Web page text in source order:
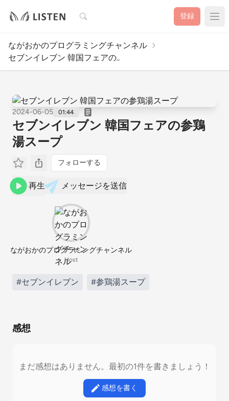
検索 登録
ながおかのプログラミングチャンネル
セブンイレブン 韓国フェアの..
2024-06-05 01:44
セブンイレブン 韓国フェアの参鶏
湯スープ
フォローする
再生 メッセージを送信
ながおかのプログラミングチャンネル
Host
#セブンイレブン #参鶏湯スープ
感想
まだ感想はありません。最初の1件を書きましょう！
感想を書く